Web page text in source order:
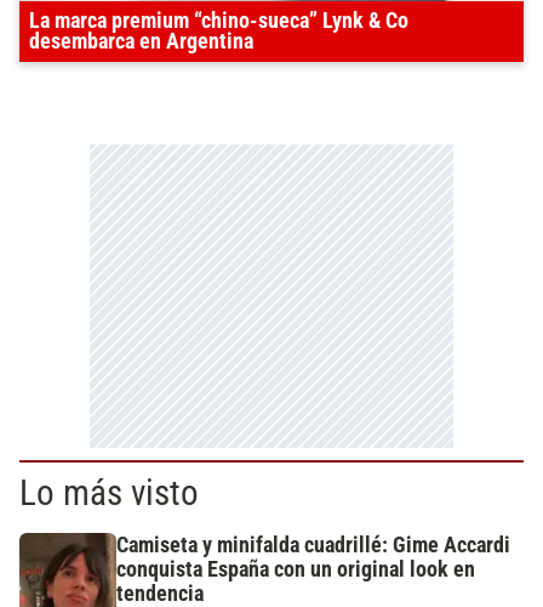
La marca premium “chino-sueca” Lynk & Co
desembarca en Argentina
Lo más visto
Camiseta y minifalda cuadrillé: Gime Accardi
conquista España con un original look en
tendencia